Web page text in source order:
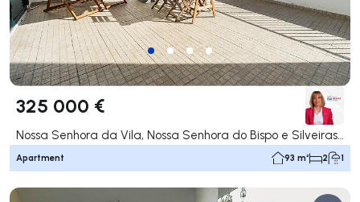
325 000 €
Nossa Senhora da Vila, Nossa Senhora do Bispo e Silveiras, Montemor-o-Novo
Apartment 93 m² 2 1